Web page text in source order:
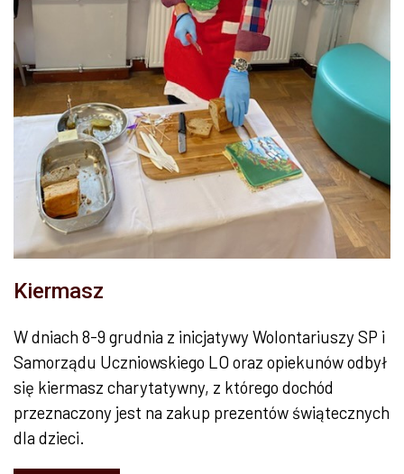
Kiermasz
W dniach 8-9 grudnia z inicjatywy Wolontariuszy SP i
Samorządu Uczniowskiego LO oraz opiekunów odbył
się kiermasz charytatywny, z którego dochód
przeznaczony jest na zakup prezentów świątecznych
dla dzieci.